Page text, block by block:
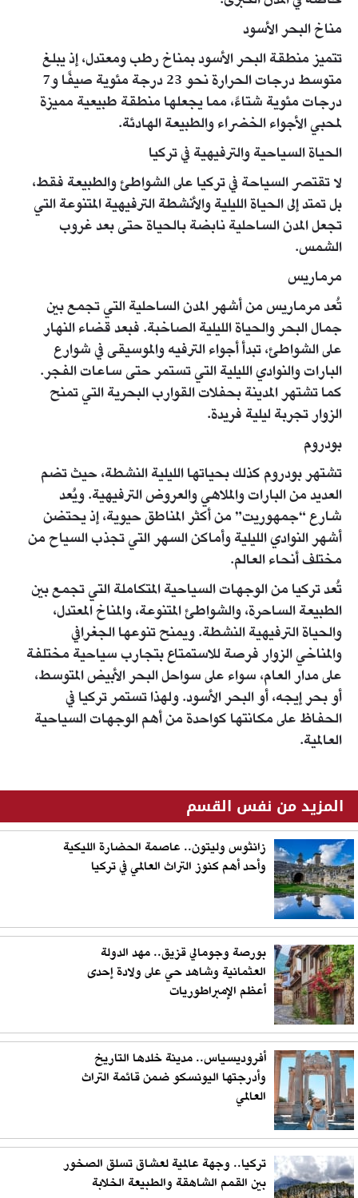
مناخ البحر الأسود
تتميز منطقة البحر الأسود بمناخ رطب ومعتدل، إذ يبلغ
متوسط درجات الحرارة نحو 23 درجة مئوية صيفًا و7
درجات مئوية شتاءً، مما يجعلها منطقة طبيعية مميزة
لمحبي الأجواء الخضراء والطبيعة الهادئة.
الحياة السياحية والترفيهية في تركيا
لا تقتصر السياحة في تركيا على الشواطئ والطبيعة فقط،
بل تمتد إلى الحياة الليلية والأنشطة الترفيهية المتنوعة التي
تجعل المدن الساحلية نابضة بالحياة حتى بعد غروب
الشمس.
مرماريس
تُعد مرماريس من أشهر المدن الساحلية التي تجمع بين
جمال البحر والحياة الليلية الصاخبة. فبعد قضاء النهار
على الشواطئ، تبدأ أجواء الترفيه والموسيقى في شوارع
البارات والنوادي الليلية التي تستمر حتى ساعات الفجر.
كما تشتهر المدينة بحفلات القوارب البحرية التي تمنح
الزوار تجربة ليلية فريدة.
بودروم
تشتهر بودروم كذلك بحياتها الليلية النشطة، حيث تضم
العديد من البارات والملاهي والعروض الترفيهية. ويُعد
شارع “جمهوريت” من أكثر المناطق حيوية، إذ يحتضن
أشهر النوادي الليلية وأماكن السهر التي تجذب السياح من
مختلف أنحاء العالم.
تُعد تركيا من الوجهات السياحية المتكاملة التي تجمع بين
الطبيعة الساحرة، والشواطئ المتنوعة، والمناخ المعتدل،
والحياة الترفيهية النشطة. ويمنح تنوعها الجغرافي
والمناخي الزوار فرصة للاستمتاع بتجارب سياحية مختلفة
على مدار العام، سواء على سواحل البحر الأبيض المتوسط،
أو بحر إيجه، أو البحر الأسود. ولهذا تستمر تركيا في
الحفاظ على مكانتها كواحدة من أهم الوجهات السياحية
العالمية.
المزيد من نفس القسم
زانثوس وليتون.. عاصمة الحضارة الليكية
وأحد أهم كنوز التراث العالمي في تركيا
بورصة وجومالي قزيق.. مهد الدولة
العثمانية وشاهد حي على ولادة إحدى
أعظم الإمبراطوريات
أفروديسياس.. مدينة خلدها التاريخ
وأدرجتها اليونسكو ضمن قائمة التراث
العالمي
تركيا.. وجهة عالمية لعشاق تسلق الصخور
بين القمم الشاهقة والطبيعة الخلابة